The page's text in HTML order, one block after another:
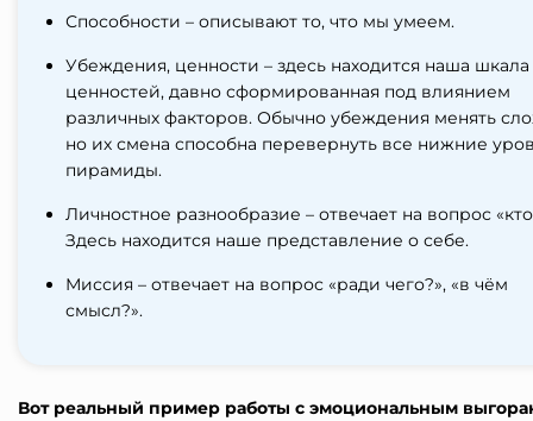
Способности – описывают то, что мы умеем.
Убеждения, ценности – здесь находится наша шкала
ценностей, давно сформированная под влиянием
различных факторов. Обычно убеждения менять
но их смена способна перевернуть все нижние
пирамиды.
Личностное разнообразие – отвечает на вопрос «кто
Здесь находится наше представление о себе.
Миссия – отвечает на вопрос «ради чего?», «в чём
смысл?».
Вот реальный пример работы с эмоциональным